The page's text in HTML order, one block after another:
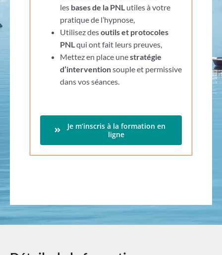
lesbases de la PNLutiles à votre
pratique de l’hypnose,
Utilisez desoutils et protocoles
PNLqui ont fait leurs preuves,
Mettez en place unestratégie
d’interventionsouple et permissive
dans vos séances.
Je m’inscris à la formation en
ligne